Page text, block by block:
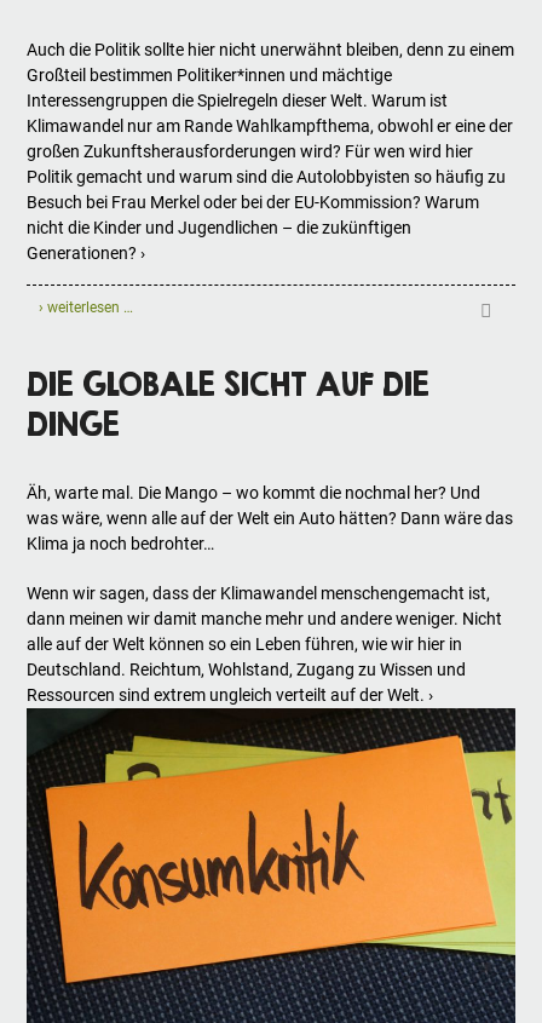
Auch die Politik sollte hier nicht unerwähnt bleiben, denn zu einem
Großteil bestimmen Politiker*innen und mächtige
Interessengruppen die Spielregeln dieser Welt. Warum ist
Klimawandel nur am Rande Wahlkampfthema, obwohl er eine der
großen Zukunftsherausforderungen wird? Für wen wird hier
Politik gemacht und warum sind die Autolobbyisten so häufig zu
Besuch bei Frau Merkel oder bei der EU-Kommission? Warum
nicht die Kinder und Jugendlichen – die zukünftigen
Generationen? ›
› weiterlesen …
DIE GLOBALE SICHT AUF DIE
DINGE
Äh, warte mal. Die Mango – wo kommt die nochmal her? Und
was wäre, wenn alle auf der Welt ein Auto hätten? Dann wäre das
Klima ja noch bedrohter…
Wenn wir sagen, dass der Klimawandel menschengemacht ist,
dann meinen wir damit manche mehr und andere weniger. Nicht
alle auf der Welt können so ein Leben führen, wie wir hier in
Deutschland. Reichtum, Wohlstand, Zugang zu Wissen und
Ressourcen sind extrem ungleich verteilt auf der Welt. ›